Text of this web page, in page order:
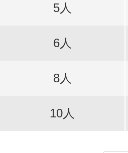
5人
6人
8人
10人